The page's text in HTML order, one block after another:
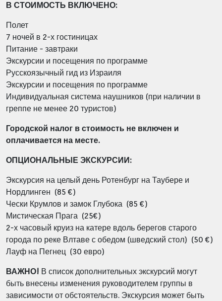
В СТОИМОСТЬ ВКЛЮЧЕНО:
Полет
7 ночей в 2-х гостиницах
Питание - завтраки
Экскурсии и посещения по программе
Русскоязычный гид из Израиля
Экскурсии и посещения по программе
Индивидуальная система наушников (при наличии в
греппе не менее 20 туристов)
Городской налог в стоимость не включен и
оплачивается на месте.
ОПЦИОНАЛЬНЫЕ ЭКСКУРСИИ:
Экскурсия на целый день Ротенбург на Таубере и
Нордлинген (85 €)
Чески Крумлов и замок Глубока (85 €)
Мистическая Прага (25€)
2-х часовый круиз на катере вдоль берегов старого
города по реке Влтаве с обедом (шведский стол) (50 €)
Лауф на Пегнец (30 евро)
ВАЖНО! В список дополнительных экскурсий могут
быть внесены изменения руководителем группы в
зависимости от обстоятельств. Экскурсия может быть